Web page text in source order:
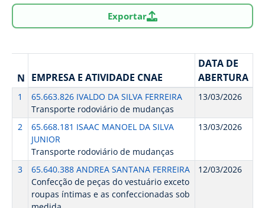
Exportar
N EMPRESA E ATIVIDADE CNAE
DATA DE
ABERTURA
1
65.663.826 IVALDO DA SILVA FERREIRA
Transporte rodoviário de mudanças
13/03/2026
2
65.668.181 ISAAC MANOEL DA SILVA
JUNIOR
Transporte rodoviário de mudanças
13/03/2026
3
65.640.388 ANDREA SANTANA FERREIRA
Confecção de peças do vestuário exceto
roupas íntimas e as confeccionadas sob
12/03/2026